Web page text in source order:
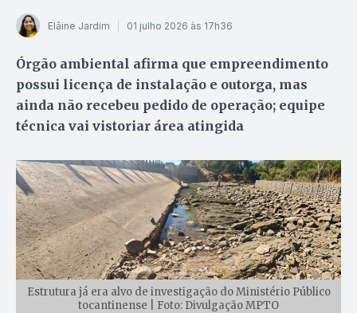
Elâine Jardim 01 julho 2026 às 17h36
Órgão ambiental afirma que empreendimento
possui licença de instalação e outorga, mas
ainda não recebeu pedido de operação; equipe
técnica vai vistoriar área atingida
Estrutura já era alvo de investigação do Ministério Público
tocantinense | Foto: Divulgação MPTO